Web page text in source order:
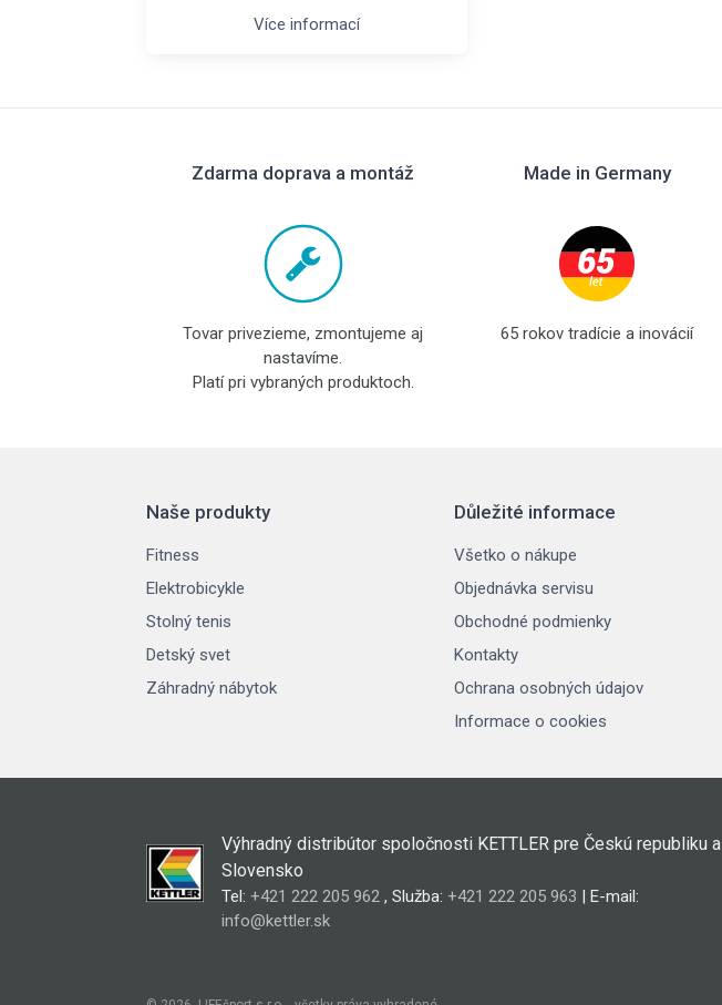
Více informací
Zdarma doprava a montáž
Tovar privezieme, zmontujeme aj
nastavíme.
Platí pri vybraných produktoch.
Made in Germany
65 rokov tradície a inovácií
Naše produkty
Fitness
Elektrobicykle
Stolný tenis
Detský svet
Záhradný nábytok
Důležité informace
Všetko o nákupe
Objednávka servisu
Obchodné podmienky
Kontakty
Ochrana osobných údajov
Informace o cookies
Výhradný distribútor spoločnosti KETTLER pre Českú republiku a
Slovensko
Tel: +421 222 205 962, Služba: +421 222 205 963 | E-mail:
info@kettler.sk